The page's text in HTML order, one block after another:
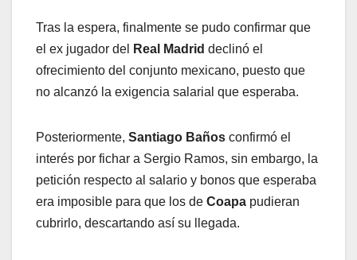
Tras la espera, finalmente se pudo confirmar que
el ex jugador del
Real Madrid declinó el
ofrecimiento del conjunto mexicano, puesto que
no alcanzó la exigencia salarial que esperaba.
Posteriormente, Santiago Baños confirmó el
interés por fichar a Sergio Ramos, sin embargo, la
petición respecto al salario y bonos que esperaba
era imposible para que los de Coapa pudieran
cubrirlo, descartando así su llegada.